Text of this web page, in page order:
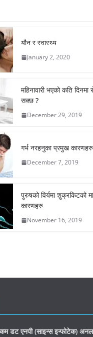
यौन र स्वास्थ्य
January 2, 2020
महिनावारी भएको कति दिनमा
सक्छ ?
December 29, 2019
गर्भ नरहनुका प्रमुख
December 7, 2019
पुरुषको विर्यमा शुक्रकिटको
कारणहरु
November 16, 2019
डट एनपी (साइन्सइन्फोटेक)